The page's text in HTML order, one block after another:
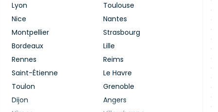
Lyon
Toulouse
Nice
Nantes
Montpellier
Strasbourg
Bordeaux
Lille
Rennes
Reims
Saint-Étienne
Le Havre
Toulon
Grenoble
Dijon
Angers